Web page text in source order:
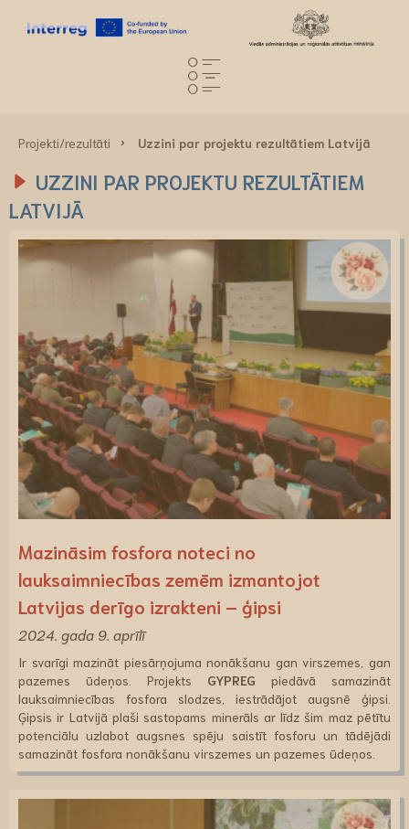
Projekti/rezultāti Uzzini par projektu rezultātiem Latvijā
UZZINI PAR PROJEKTU REZULTĀTIEM
LATVIJĀ
Mazināsim fosfora noteci no
lauksaimniecības zemēm izmantojot
Latvijas derīgo izrakteni – ģipsi
2024. gada 9. aprīlī
Ir svarīgi mazināt piesārņojuma nonākšanu gan virszemes, gan
pazemes ūdeņos. Projekts GYPREG piedāvā samazināt
lauksaimniecības fosfora slodzes, iestrādājot augsnē ģipsi.
Ģipsis ir Latvijā plaši sastopams minerāls ar līdz šim maz pētītu
potenciālu uzlabot augsnes spēju saistīt fosforu un tādējādi
samazināt fosfora nonākšanu virszemes un pazemes ūdeņos.